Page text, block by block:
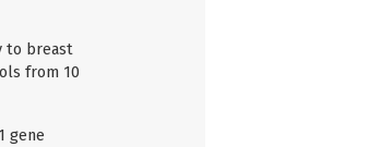
to breast
from 10
gene